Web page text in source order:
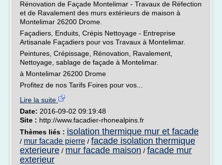
Rénovation de Façade Montelimar - Travaux de Réfection
et de Ravalement des murs extérieurs de maison à
Montelimar 26200 Drome.
Façadiers, Enduits, Crépis Nettoyage - Entreprise
Artisanale Façadiers pour vos Travaux à Montelimar.
Peintures, Crépissage, Rénovation, Ravalement,
Nettoyage, sablage de façade à Montelimar.
à Montelimar 26200 Drome
Profitez de nos Tarifs Foires pour vos...
Lire la suite
Date: 2016-09-02 09:19:48
Site : http://www.facadier-rhonealpins.fr
Thèmes liés : isolation thermique mur et facade
/ mur facade pierre / facade isolation thermique
exterieure / mur facade maison / facade mur
exterieur